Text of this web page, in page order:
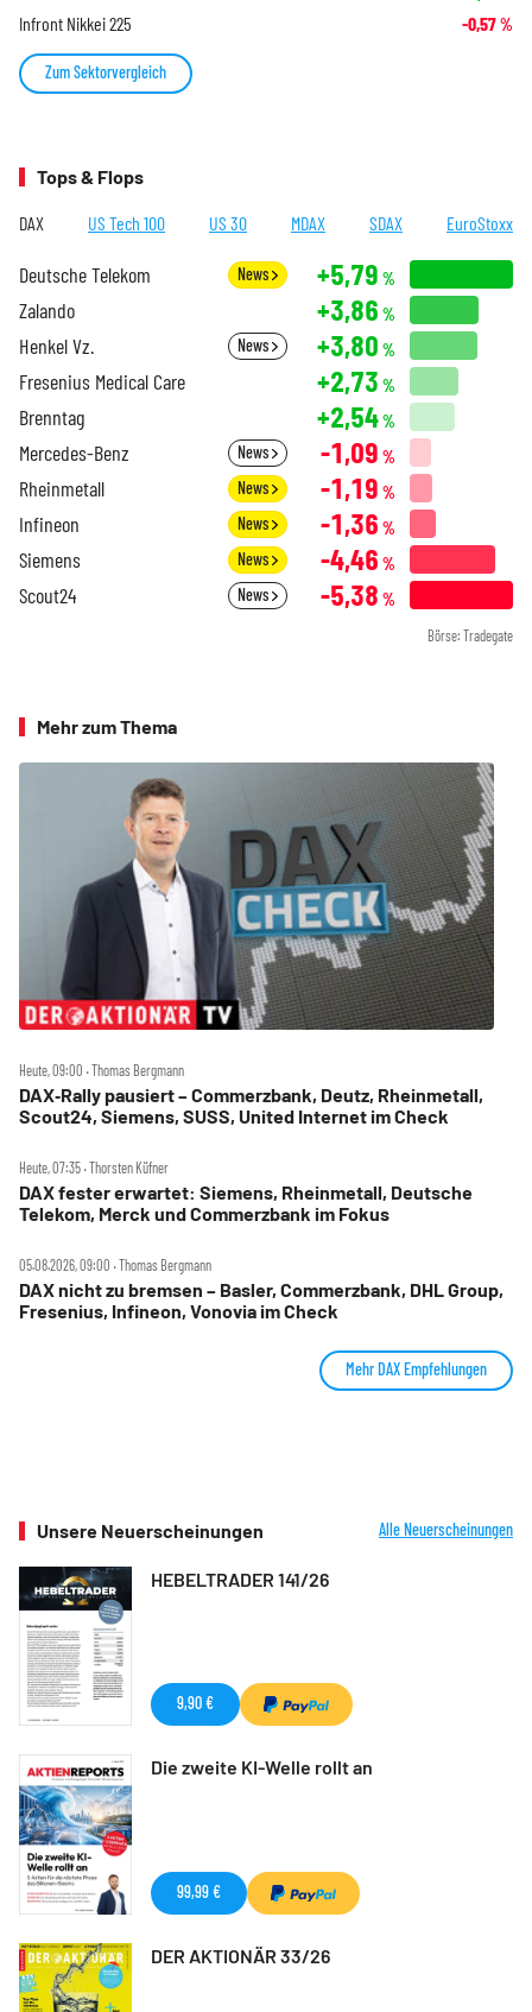
Infront Nikkei 225 -0,57%
Zum Sektorvergleich
Tops & Flops
DAX US Tech 100 US 30 MDAX SDAX EuroStoxx
Deutsche Telekom News +5,79 %
Zalando +3,86 %
Henkel Vz. News +3,80 %
Fresenius Medical Care +2,73 %
Brenntag +2,54%
Mercedes-Benz News -1,09 %
Rheinmetall News -1,19 %
Infineon News -1,36 %
Siemens News -4,46 %
Scout24 News -5,38 %
Börse: Tradegate
Mehr zum Thema
Heute, 09:00 ‧ Thomas Bergmann
DAX‑Rally pausiert – Commerzbank, Deutz, Rheinmetall,
Scout24, Siemens, SUSS, United Internet im Check
Heute, 07:35 ‧ Thorsten Küfner
DAX fester erwartet: Siemens, Rheinmetall, Deutsche
Telekom, Merck und Commerzbank im Fokus
05.08.2026, 09:00 ‧ Thomas Bergmann
DAX nicht zu bremsen – Basler, Commerzbank, DHL Group,
Fresenius, Infineon, Vonovia im Check
Mehr DAX Empfehlungen
Unsere Neuerscheinungen Alle Neuerscheinungen
HEBELTRADER 141/26
9,90 €
Die zweite KI-Welle rollt an
99,99 €
DER AKTIONÄR 33/26